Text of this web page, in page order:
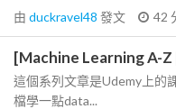
由 duckravel48 發文 42
[Machine Learning A-
這個系列文章是Udemy上的
檔學一點data...